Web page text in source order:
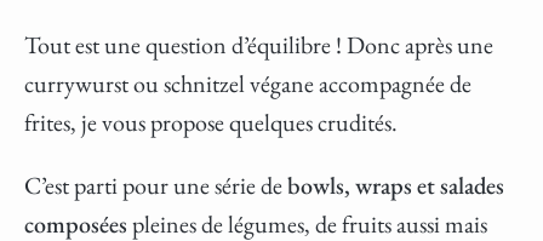
Tout est une question d’équilibre ! Donc après une
currywurst ou schnitzel végane accompagnée de
frites, je vous propose quelques crudités.
C’est parti pour une série debowls, wraps et salades
composéespleines de légumes, de fruits aussi mais